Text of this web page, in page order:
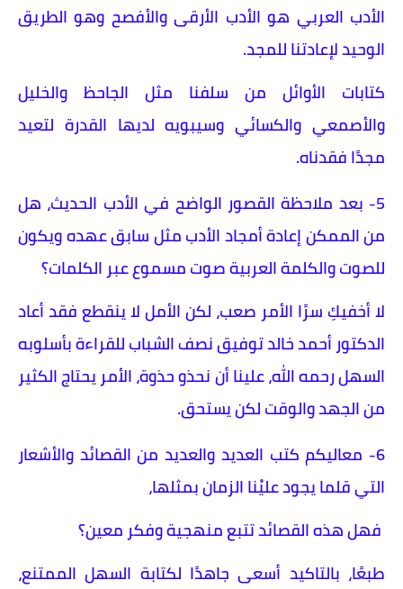
الأدب العربي هو الأدب الأرقى والأفصح وهو الطريق
الوحيد لإعادتنا للمجد.
كتابات الأوائل من سلفنا مثل الجاحظ والخليل
والأصمعي والكسائي وسيبويه لديها القدرة لتعيد
مجدًا فقدناه.
5- بعد ملاحظة القصور الواضح في الأدب الحديث، هل
من الممكن إعادة أمجاد الأدب مثل سابق عهده ويكون
للصوت والكلمة العربية صوت مسموع عبر الكلمات؟
لا أخفيكِ سرًا الأمر صعب، لكن الأمل لا ينقطع فقد أعاد
الدكتور أحمد خالد توفيق نصف الشباب للقراءة بأسلوبه
السهل رحمه الله، علينا أن نحذو حذوة، الأمر يحتاج الكثير
من الجهد والوقت لكن يستحق.
6- معاليكم كتب العديد والعديد من القصائد والأشعار
التي قلما يجود عليْنا الزمان بمثلها،
فهل هذه القصائد تتبع منهجية وفكر معين؟
طبعًا، بالتاكيد أسعى جاهدًا لكتابة السهل الممتنع،